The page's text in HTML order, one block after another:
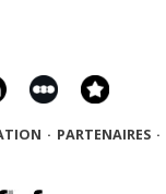
· PARTENAIRES ·